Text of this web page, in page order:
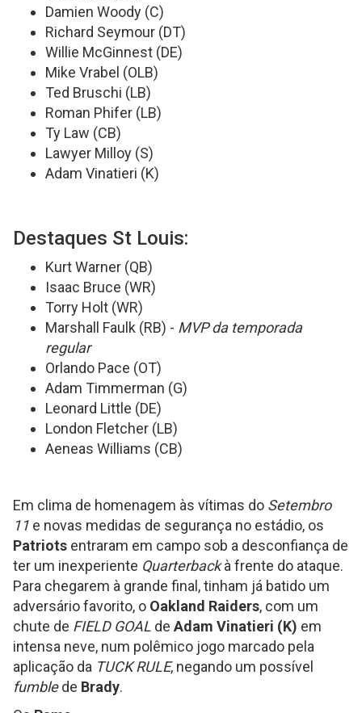
Damien Woody (C)
Richard Seymour (DT)
Willie McGinnest (DE)
Mike Vrabel (OLB)
Ted Bruschi (LB)
Roman Phifer (LB)
Ty Law (CB)
Lawyer Milloy (S)
Adam Vinatieri (K)
Destaques St Louis:
Kurt Warner (QB)
Isaac Bruce (WR)
Torry Holt (WR)
Marshall Faulk (RB) - MVP da temporada
regular
Orlando Pace (OT)
Adam Timmerman (G)
Leonard Little (DE)
London Fletcher (LB)
Aeneas Williams (CB)
Em clima de homenagem às vítimas do Setembro
11 e novas medidas de segurança no estádio, os
Patriots entraram em campo sob a desconfiança de
ter um inexperiente Quarterbackà frente do ataque.
Para chegarem à grande final, tinham já batido um
adversário favorito, o Oakland Raiders, com um
chute de FIELD GOAL de Adam Vinatieri (K) em
intensa neve, num polêmico jogo marcado pela
aplicação da TUCK RULE, negando um possível
fumblede Brady.